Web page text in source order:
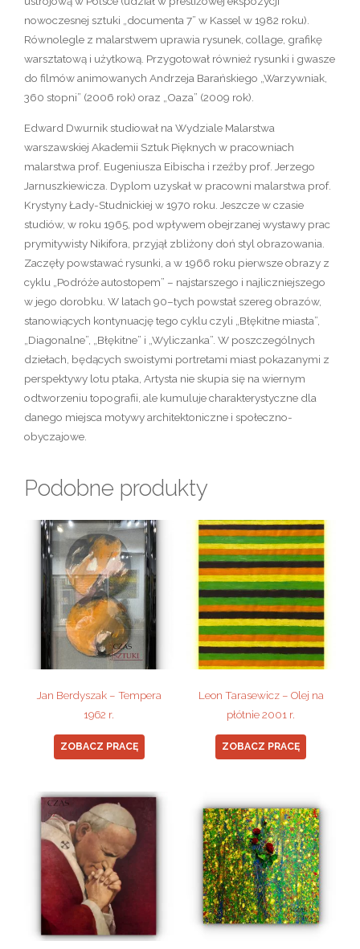
nowoczesnej sztuki „documenta 7” w Kassel w 1982 roku).
Równolegle z malarstwem uprawia rysunek, collage, grafikę
warsztatową i użytkową. Przygotował również rysunki i gwasze
do filmów animowanych Andrzeja Barańskiego „Warzywniak,
360 stopni” (2006 rok) oraz „Oaza” (2009 rok).
Edward Dwurnik studiował na Wydziale Malarstwa
warszawskiej Akademii Sztuk Pięknych w pracowniach
malarstwa prof. Eugeniusza Eibischa i rzeźby prof. Jerzego
Jarnuszkiewicza. Dyplom uzyskał w pracowni malarstwa prof.
Krystyny Łady-Studnickiej w 1970 roku. Jeszcze w czasie
studiów, w roku 1965, pod wpływem obejrzanej wystawy prac
prymitywisty Nikifora, przyjął zbliżony doń styl obrazowania.
Zaczęły powstawać rysunki, a w 1966 roku pierwsze obrazy z
cyklu „Podróże autostopem” – najstarszego i najliczniejszego
w jego dorobku. W latach 90–tych powstał szereg obrazów,
stanowiących kontynuację tego cyklu czyli „Błękitne miasta”,
„Diagonalne”, „Błękitne” i „Wyliczanka”. W poszczególnych
dziełach, będących swoistymi portretami miast pokazanymi z
perspektywy lotu ptaka, Artysta nie skupia się na wiernym
odtworzeniu topografii, ale kumuluje charakterystyczne dla
danego miejsca motywy architektoniczne i społeczno-
obyczajowe.
Podobne produkty
Jan Berdyszak – Tempera
1962 r.
ZOBACZ PRACĘ
Leon Tarasewicz – Olej na
płótnie 2001 r.
ZOBACZ PRACĘ